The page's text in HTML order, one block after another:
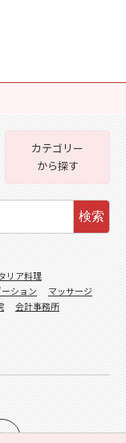
カテゴリー
から探す
検索
リア料理
ション
マッサージ
会計事務所